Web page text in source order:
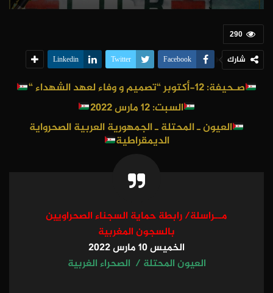
290
شارك Facebook
Twitter
Linkedin
صـحيفة: 12-أكتوبر “تصميم و وفاء لعهد الشهداء “
السبت: 12 مارس 2022
العيونـ المحتلة ـ الجمهورية العربية الصحرواية
الديمقراطية
مــراسلة/ رابطة حماية السجناء الصحراويين
بالسجون المغربية
الخميس 10 مارس 2022
العيون المحتلة / الصحراء الغربية